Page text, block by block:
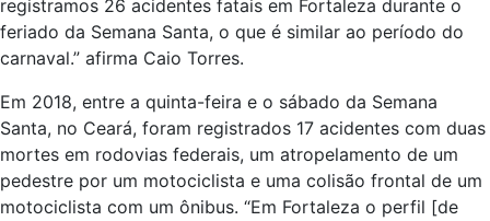
registramos 26 acidentes fatais em Fortaleza durante o
feriado da Semana Santa, o que é similar ao período do
carnaval.” afirma Caio Torres.
Em 2018, entre a quinta-feira e o sábado da Semana
Santa, no Ceará, foram registrados 17 acidentes com duas
mortes em rodovias federais, um atropelamento de um
pedestre por um motociclista e uma colisão frontal de um
motociclista com um ônibus. “Em Fortaleza o perfil [de